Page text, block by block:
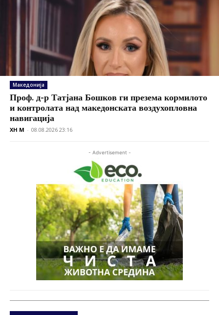
Македонија
Проф. д-р Татјана Бошков ги презема кормилото
и контролата над македонската воздухопловна
навигација
XH M - 08.08.2026 23:16
- Advertisement -